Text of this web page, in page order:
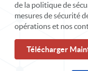
de la politique de
mesures de sécurité
opérations et nos
Télécharger